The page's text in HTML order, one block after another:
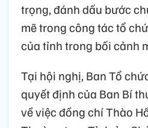
trọng, đánh dấu bước
mẽ trong công tác tổ
của tỉnh trong bối cảnh
Tại hội nghị, Ban Tổ
quyết định của Ban Bí
về việc đồng chí Thào